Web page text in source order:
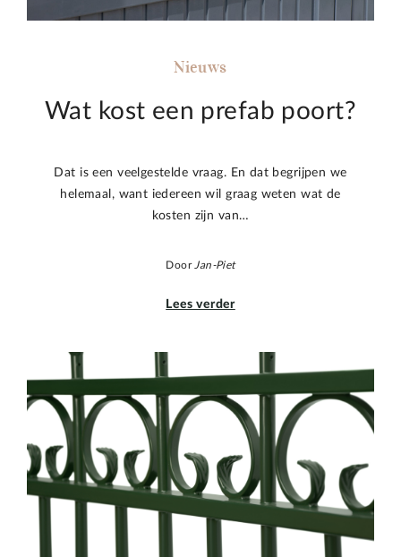
Nieuws
Wat kost een prefab poort?
Dat is een veelgestelde vraag. En dat begrijpen we
helemaal, want iedereen wil graag weten wat de
kosten zijn van…
Door Jan-Piet
Lees verder